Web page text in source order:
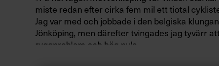
miste redan efter cirka fem mil ett tiotal
Jag var med och jobbade i den belgiska
Jönköping, men därefter tvingades jag tyvärr
ryggproblem och hög puls.